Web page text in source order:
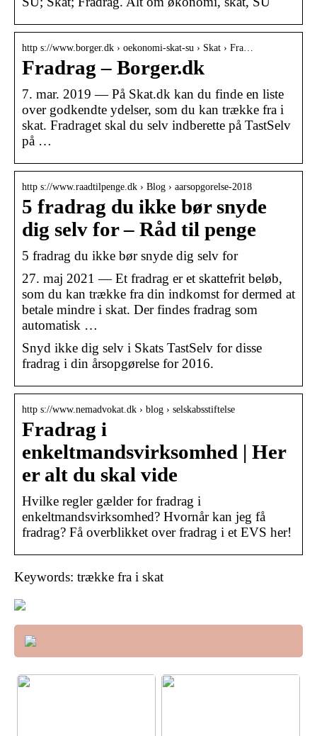
http s://www.borger.dk › oekonomi-skat-su › Skat › Fra…
Fradrag – Borger.dk
7. mar. 2019 — På Skat.dk kan du finde en liste
over godkendte ydelser, som du kan trække fra i
skat. Fradraget skal du selv indberette på TastSelv
på …
http s://www.raadtilpenge.dk › Blog › aarsopgorelse-2018
5 fradrag du ikke bør snyde
dig selv for – Råd til penge
5 fradrag du ikke bør snyde dig selv for
27. maj 2021 — Et fradrag er et skattefrit beløb,
som du kan trække fra din indkomst for dermed at
betale mindre i skat. Der findes fradrag som
automatisk …
Snyd ikke dig selv i Skats TastSelv for disse
fradrag i din årsopgørelse for 2016.
http s://www.nemadvokat.dk › blog › selskabsstiftelse
Fradrag i
enkeltmandsvirksomhed | Her
er alt du skal vide
Hvilke regler gælder for fradrag i
enkeltmandsvirksomhed? Hvornår kan jeg få
fradrag? Få overblikket over fradrag i et EVS her!
Keywords: trække fra i skat